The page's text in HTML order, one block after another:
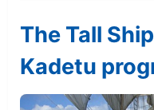
The Tall
Kadetu